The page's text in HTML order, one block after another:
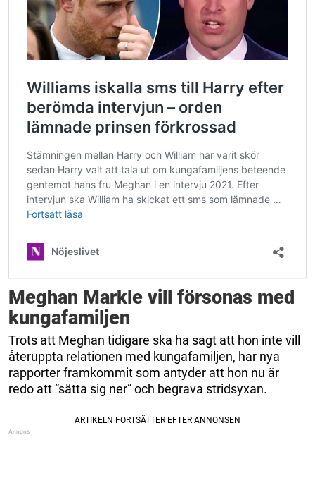
Meghan Markle vill försonas med
kungafamiljen
Trots att Meghan tidigare ska ha sagt att hon inte vill
återuppta relationen med kungafamiljen, har nya
rapporter framkommit som antyder att hon nu är
redo att ”sätta sig ner” och begrava stridsyxan.